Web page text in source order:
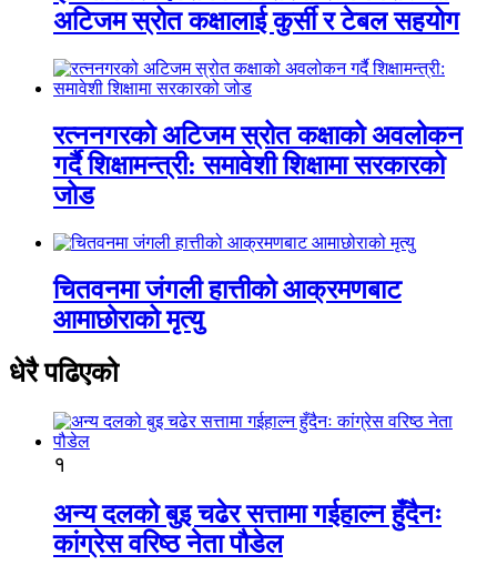
अटिजम स्रोत कक्षालाई कुर्सी र टेबल सहयोग
रत्ननगरको अटिजम स्रोत कक्षाको अवलोकन
गर्दै शिक्षामन्त्री: समावेशी शिक्षामा सरकारको
जोड
चितवनमा जंगली हात्तीको आक्रमणबाट
आमाछोराको मृत्यु
धेरै पढिएको
१
अन्य दलको बुइ चढेर सत्तामा गईहाल्न हुँदैनः
कांग्रेस वरिष्ठ नेता पौडेल